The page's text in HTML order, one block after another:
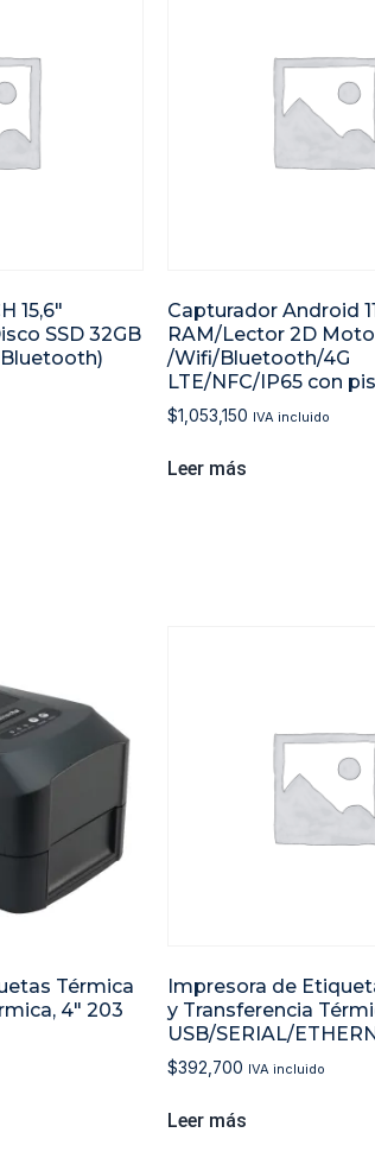
15,6″
SSD 32GB
Capturador Android
RAM/Lector 2D
/Wifi/Bluetooth/4G
LTE/NFC/IP65 con
$1,053,150 IVA incluido
Leer más
Térmica
4″ 203
Impresora de
y Transferencia
USB/SERIAL/
$392,700 IVA incluido
Leer más